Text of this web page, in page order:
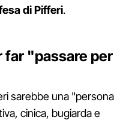
di Pifferi.
"passare per
sarebbe una "persona
cinica, bugiarda e